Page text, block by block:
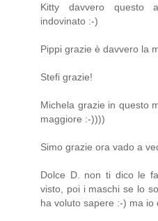
Kitty davvero questo
indovinato :-)
Pippi grazie è davvero la
Stefi grazie!
Michela grazie in questo
maggiore :-))))
Simo grazie ora vado a
Dolce D. non ti dico le
visto, poi i maschi se lo
ha voluto sapere :-) ma io